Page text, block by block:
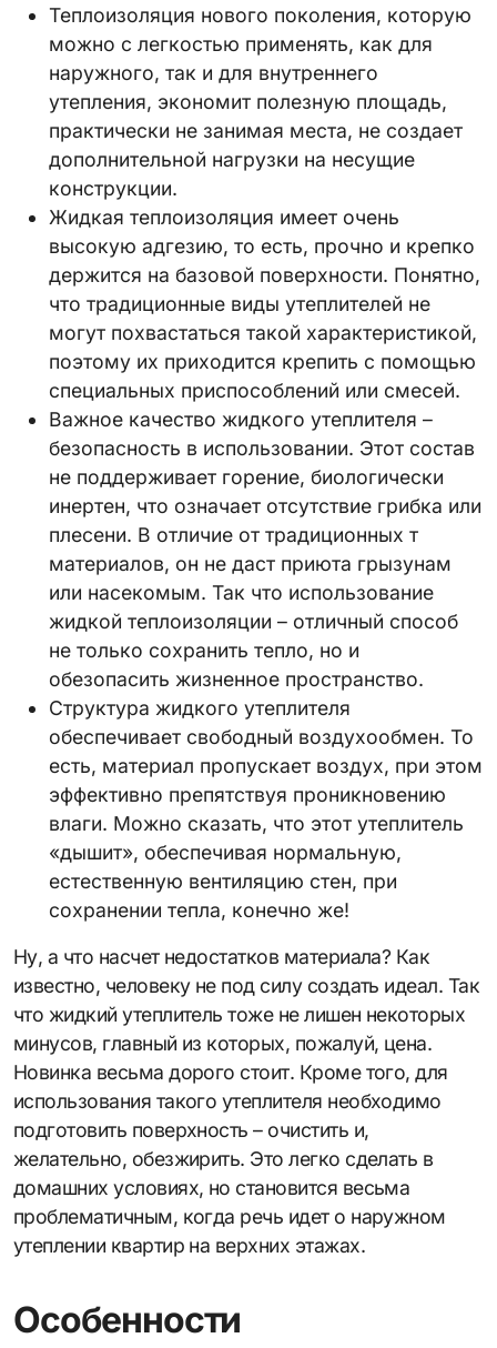
Теплоизоляция нового поколения, которую
можно с легкостью применять, как для
наружного, так и для внутреннего
утепления, экономит полезную площадь,
практически не занимая места, не создает
дополнительной нагрузки на несущие
конструкции.
Жидкая теплоизоляция имеет очень
высокую адгезию, то есть, прочно и крепко
держится на базовой поверхности. Понятно,
что традиционные виды утеплителей не
могут похвастаться такой характеристикой,
поэтому их приходится крепить с помощью
специальных приспособлений или смесей.
Важное качество жидкого утеплителя –
безопасность в использовании. Этот состав
не поддерживает горение, биологически
инертен, что означает отсутствие грибка или
плесени. В отличие от традиционных т
материалов, он не даст приюта грызунам
или насекомым. Так что использование
жидкой теплоизоляции – отличный способ
не только сохранить тепло, но и
обезопасить жизненное пространство.
Структура жидкого утеплителя
обеспечивает свободный воздухообмен. То
есть, материал пропускает воздух, при этом
эффективно препятствуя проникновению
влаги. Можно сказать, что этот утеплитель
«дышит», обеспечивая нормальную,
естественную вентиляцию стен, при
сохранении тепла, конечно же!
Ну, а что насчет недостатков материала? Как
известно, человеку не под силу создать идеал. Так
что жидкий утеплитель тоже не лишен некоторых
минусов, главный из которых, пожалуй, цена.
Новинка весьма дорого стоит. Кроме того, для
использования такого утеплителя необходимо
подготовить поверхность – очистить и,
желательно, обезжирить. Это легко сделать в
домашних условиях, но становится весьма
проблематичным, когда речь идет о наружном
утеплении квартир на верхних этажах.
Особенности